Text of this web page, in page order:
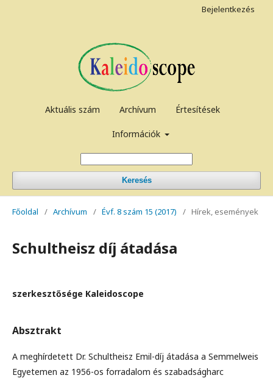
Aktuális szám Archívum Értesítések
Információk
Keresés
Bejelentkezés
Főoldal / Archívum / Évf. 8 szám 15 (2017) / Hírek, események
Schultheisz díj átadása
szerkesztősége Kaleidoscope
Absztrakt
A meghírdetett Dr. Schultheisz Emil-díj átadása a Semmelweis
Egyetemen az 1956-os forradalom és szabadságharc